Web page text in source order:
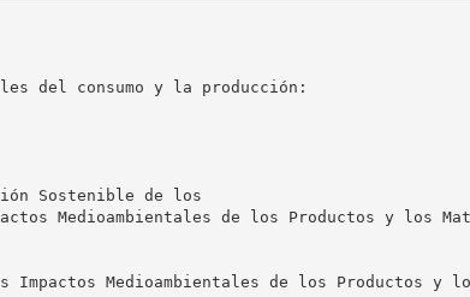
del consumo y la producción:
Sostenible de los
Medioambientales de los Productos y los
Impactos Medioambientales de los Productos